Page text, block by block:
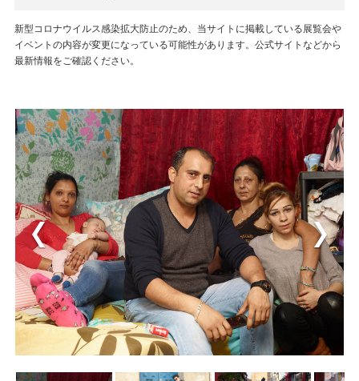
新型コロナウイルス感染拡大防止のため、当サイトに掲載している展覧会や
イベントの内容が変更になっている可能性があります。公式サイトなどから
最新情報をご確認ください。